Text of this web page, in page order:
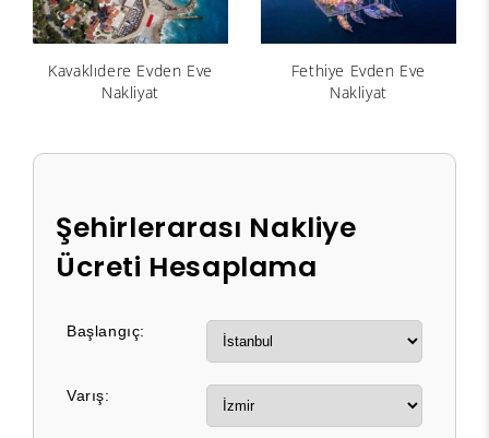
Kavaklıdere Evden Eve
Nakliyat
Fethiye Evden Eve
Nakliyat
Şehirlerarası Nakliye
Ücreti Hesaplama
Başlangıç:
Varış: